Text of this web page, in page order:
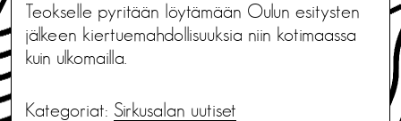
Teokselle pyritään löytämään Oulun esitysten
jälkeen kiertuemahdollisuuksia niin kotimaassa
kuin ulkomailla.
Kategoriat: Sirkusalan uutiset